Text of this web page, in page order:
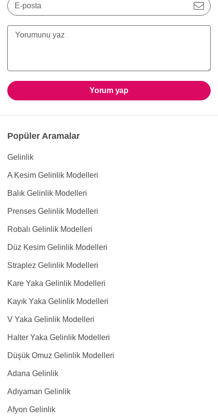
E-posta
Yorum yap
Popüler Aramalar
Gelinlik
A Kesim Gelinlik Modelleri
Balık Gelinlik Modelleri
Prenses Gelinlik Modelleri
Robalı Gelinlik Modelleri
Düz Kesim Gelinlik Modelleri
Straplez Gelinlik Modelleri
Kare Yaka Gelinlik Modelleri
Kayık Yaka Gelinlik Modelleri
V Yaka Gelinlik Modelleri
Halter Yaka Gelinlik Modelleri
Düşük Omuz Gelinlik Modelleri
Adana Gelinlik
Adıyaman Gelinlik
Afyon Gelinlik